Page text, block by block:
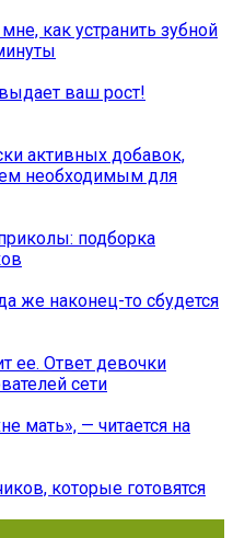
как устранить зубной
ваш рост!
активных добавок,
необходимым для
подборка
же наконец-то сбудется
ее. Ответ девочки
сети
мать», — читается на
которые готовятся